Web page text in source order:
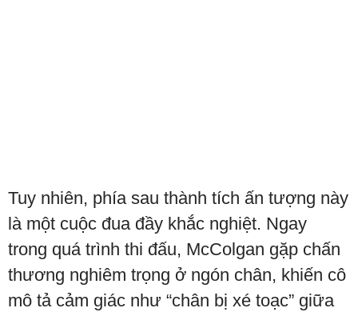
Tuy nhiên, phía sau thành tích ấn tượng này
là một cuộc đua đầy khắc nghiệt. Ngay
trong quá trình thi đấu, McColgan gặp chấn
thương nghiêm trọng ở ngón chân, khiến cô
mô tả cảm giác như “chân bị xé toạc” giữa